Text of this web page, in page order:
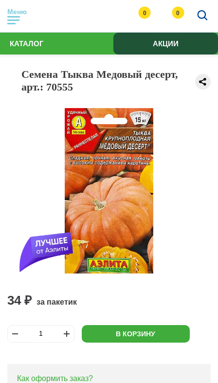
Меню 0 0
КАТАЛОГ АКЦИИ
Семена Тыква Медовый десерт,
арт.: 70555
34 ₽ за пакетик
В КОРЗИНУ
Как оформить заказ?